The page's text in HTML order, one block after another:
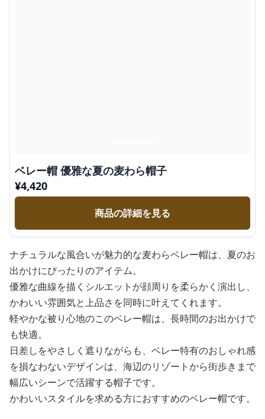
ベレー帽 優雅な夏の麦わら帽子
¥4,420
商品の詳細を見る
ナチュラルな風合いが魅力的な麦わらベレー帽は、夏のお
出かけにぴったりのアイテム。
優雅な曲線を描くシルエットが顔周りを柔らかく演出し、
かわいい雰囲気と上品さを同時に叶えてくれます。
軽やかな被り心地のこのベレー帽は、長時間のお出かけで
も快適。
日差しをやさしく遮りながらも、ベレー特有のおしゃれ感
を損なわないデザインは、海辺のリゾートから街歩きまで
幅広いシーンで活躍する帽子です。
かわいいスタイルを求める方におすすめのベレー帽です。